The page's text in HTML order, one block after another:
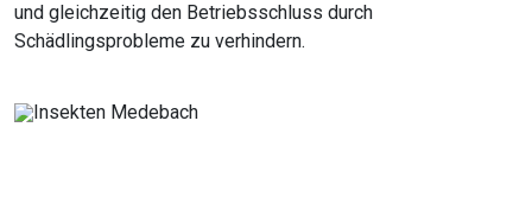
und gleichzeitig den Betriebsschluss durch
Schädlingsprobleme zu verhindern.